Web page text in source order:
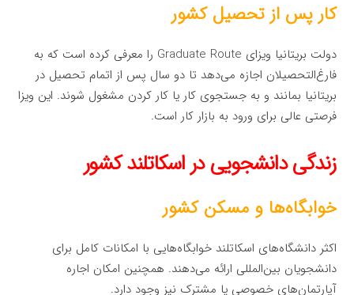
کار پس از تحصیل کشور
دولت بریتانیا ویزای Graduate Route را معرفی کرده است که به
فارغ‌التحصیلان اجازه می‌دهد تا دو سال پس از اتمام تحصیل در
بریتانیا بمانند و به جستجوی کار یا کار کردن مشغول شوند. این ویزا
فرصتی عالی برای ورود به بازار کار است.
زندگی دانشجویی در اسکاتلند کشور
خوابگاه‌ها و مسکن کشور
اکثر دانشگاه‌های اسکاتلند خوابگاه‌هایی با امکانات کامل برای
دانشجویان بین‌المللی ارائه می‌دهند. همچنین امکان اجاره
آپارتمان‌های خصوصی یا مشترک نیز وجود دارد.